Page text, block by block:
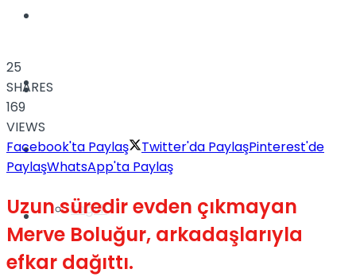
Yaşam
Sağlık
Dünya
Türkiye
Müzik
25
SHARES
169
VIEWS
Facebook'ta Paylaş
Twitter'da PaylaşPinterest'de
PaylaşWhatsApp'ta Paylaş
Uzun süredir evden çıkmayan
Merve Boluğur, arkadaşlarıyla
efkar dağıttı.